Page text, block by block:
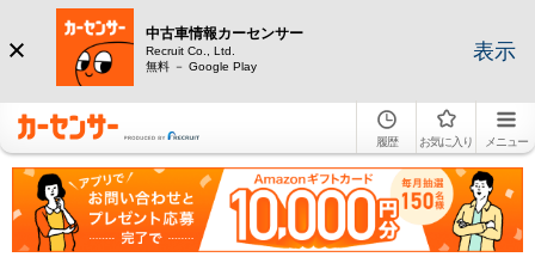
中古車情報カーセンサー
Recruit Co., Ltd.
無料 － Google Play
表示
履歴 お気に入り メニュー